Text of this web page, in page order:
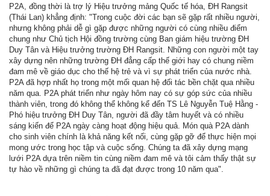
P2A, đồng thời là trợ lý Hiệu trưởng mảng Quốc tế hóa, ĐH Rangsit
(Thái Lan) khẳng định: "Trong cuộc đời các bạn sẽ gặp rất nhiều người,
nhưng không phải dễ gì gặp được những người có cùng nhiều điểm
chung như Chủ tịch Hội đồng trường cùng Ban giám hiệu trường ĐH
Duy Tân và Hiệu trưởng trường ĐH Rangsit. Những con người một tay
xây dựng nên những trường ĐH đẳng cấp thế giới hay có chung niềm
đam mê về giáo dục cho thế hệ trẻ và vì sự phát triển của nước nhà.
P2A đã hợp nhất họ trong một mối quan hệ đối tác bền chặt qua nhiều
năm qua. P2A phát triển như ngày hôm nay có sự góp sức của nhiều
thành viên, trong đó không thể không kể đến TS Lê Nguyễn Tuệ Hằng -
Phó hiệu trưởng ĐH Duy Tân, người đã đầy tâm huyết và có nhiều
sáng kiến để P2A ngày càng hoạt động hiệu quả. Món quà P2A dành
cho sinh viên chính là khả năng kết nối, cùng gặp gỡ để thực hiện mọi
mong ước trong học tập và cuộc sống. Chúng ta đã xây dựng mạng
lưới P2A dựa trên niềm tin cùng niềm đam mê và tôi cảm thấy thật sự
tự hào về những gì chúng ta đã đạt được trong 10 năm qua".